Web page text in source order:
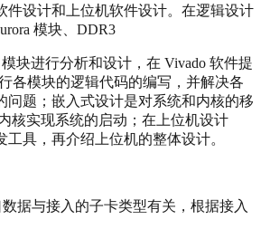
件设计和上位机软件设计。在逻辑设计
模块、DDR3
块进行分析和设计，在 Vivado 软件提
各模块的逻辑代码的编写，并解决各
问题；嵌入式设计是对系统和内核的移
核实现系统的启动；在上位机设计
具，再介绍上位机的整体设计。
据与接入的子卡类型有关，根据接入